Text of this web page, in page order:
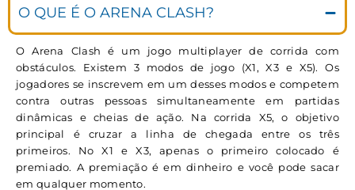
O QUE É O ARENA CLASH?
O Arena Clash é um jogo multiplayer de corrida com
obstáculos. Existem 3 modos de jogo (X1, X3 e X5). Os
jogadores se inscrevem em um desses modos e competem
contra outras pessoas simultaneamente em partidas
dinâmicas e cheias de ação. Na corrida X5, o objetivo
principal é cruzar a linha de chegada entre os três
primeiros. No X1 e X3, apenas o primeiro colocado é
premiado. A premiação é em dinheiro e você pode sacar
em qualquer momento.